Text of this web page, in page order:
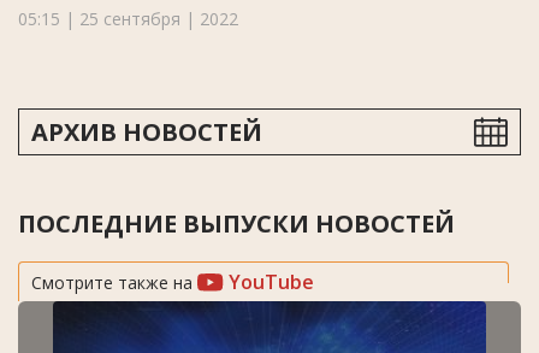
05:15 | 25 сентября | 2022
АРХИВ НОВОСТЕЙ
ПОСЛЕДНИЕ ВЫПУСКИ НОВОСТЕЙ
Смотрите также на YouTube